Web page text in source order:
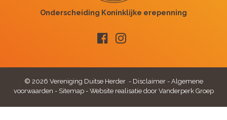
© 2026 Vereniging Duitse Herder - Disclaimer- Algemene
voorwaarden - Sitemap- Website realisatie door Vanderperk Groep